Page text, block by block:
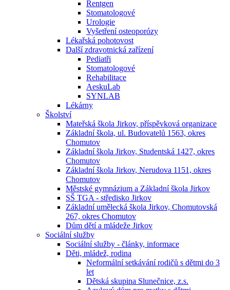
Rentgen
Stomatologové
Urologie
Vyšetření osteoporózy
Lékařská pohotovost
Další zdravotnická zařízení
Pediatři
Stomatologové
Rehabilitace
AeskuLab
SYNLAB
Lékárny
Školství
Mateřská škola Jirkov, příspěvková organizace
Základní škola, ul. Budovatelů 1563, okres
Chomutov
Základní škola Jirkov, Studentská 1427, okres
Chomutov
Základní škola Jirkov, Nerudova 1151, okres
Chomutov
Městské gymnázium a Základní škola Jirkov
SŠ TGA - středisko Jirkov
Základní umělecká škola Jirkov, Chomutovská
267, okres Chomutov
Dům dětí a mládeže Jirkov
Sociální služby
Sociální služby - články, informace
Děti, mládež, rodina
Neformální setkávání rodičů s dětmi do 3
let
Dětská skupina Slunečnice, z.s.